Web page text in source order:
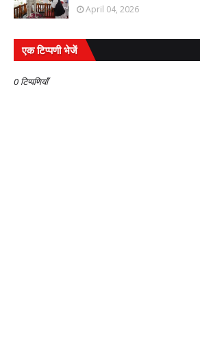
April 04, 2026
एक टिप्पणी भेजें
0 टिप्पणियाँ